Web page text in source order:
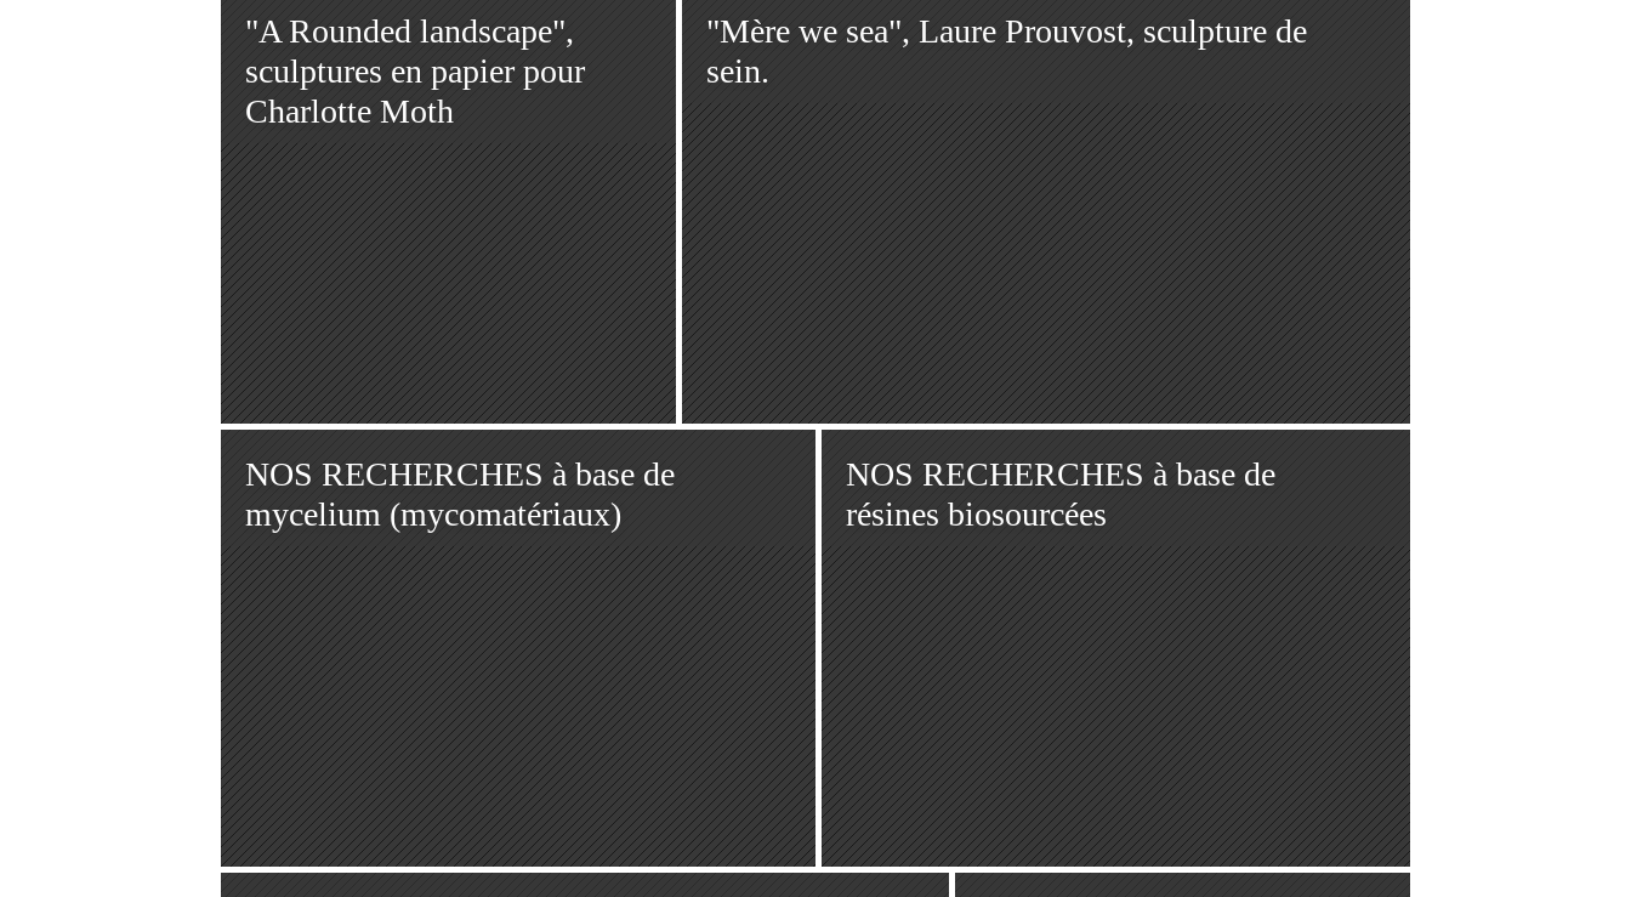
"A Rounded landscape",
sculptures en papier pour
Charlotte Moth
"Mère we sea", Laure Prouvost, sculpture de
sein.
NOS RECHERCHES à base de
mycelium (mycomatériaux)
NOS RECHERCHES à base de
résines biosourcées